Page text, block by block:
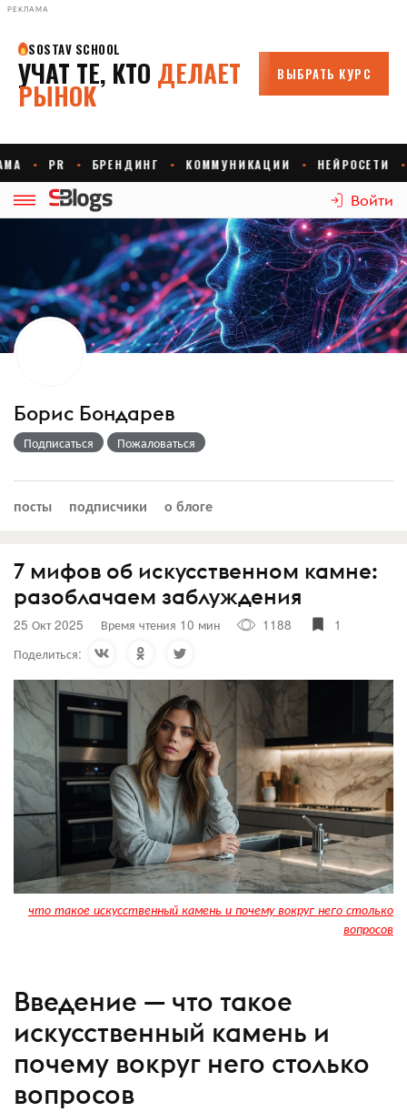
РЕКЛАМА
Войти
Борис Бондарев
Подписаться Пожаловаться
посты подписчики о блоге
7 мифов об искусственном камне:
разоблачаем заблуждения
25 Окт 2025 Время чтения 10 мин 1188
1
Поделиться:
что такое искусственный камень и почему вокруг него столько
вопросов
Введение — что такое
искусственный камень и
почему вокруг него столько
вопросов